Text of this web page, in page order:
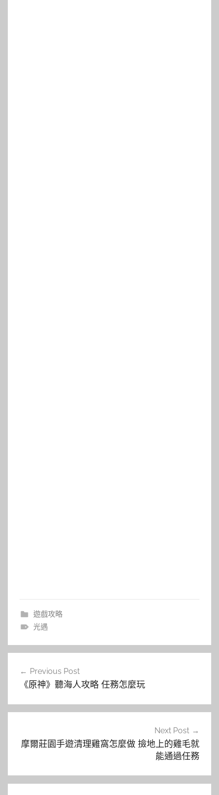
遊戲攻略
光遇
覽
Previous Post
《原神》聽海人攻略 任務怎麼玩
Next Post
摩爾莊園手遊清理雞窩怎麼做 撿地上的雞毛就
能通過任務